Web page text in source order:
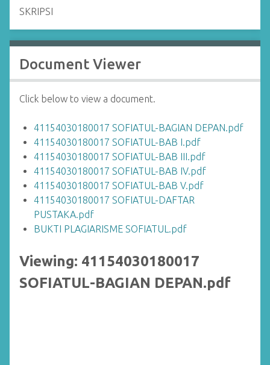
SKRIPSI
Document Viewer
Click below to view a document.
41154030180017 SOFIATUL-BAGIAN DEPAN.pdf
41154030180017 SOFIATUL-BAB I.pdf
41154030180017 SOFIATUL-BAB III.pdf
41154030180017 SOFIATUL-BAB IV.pdf
41154030180017 SOFIATUL-BAB V.pdf
41154030180017 SOFIATUL-DAFTAR
PUSTAKA.pdf
BUKTI PLAGIARISME SOFIATUL.pdf
Viewing: 41154030180017
SOFIATUL-BAGIAN DEPAN.pdf